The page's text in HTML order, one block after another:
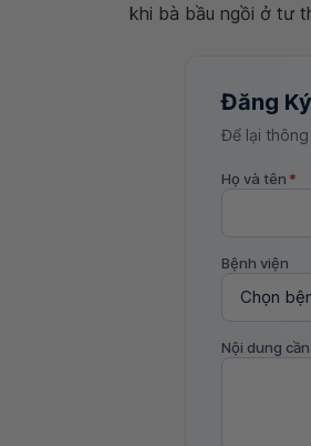
khi bà bầu ngồi ở tư
Đăng Ký
Để lại
Họ và tên *
Bệnh viện
Nội dung